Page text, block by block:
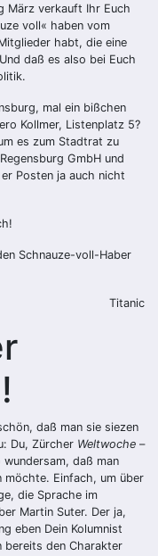
März verkauft Ihr Euch
voll« haben vom
habt, die eine
daß es also bei Euch
mal ein bißchen
Kollmer, Listenplatz 5?
es zum Stadtrat zu
GmbH und
Posten ja auch nicht
Schnauze-voll-Haber
Titanic
daß man sie siezen
Du, Zürcher Weltwoche –
daß man
möchte. Einfach, um über
die Sprache im
Martin Suter. Der ja,
eben Dein Kolumnist
bereits den Charakter